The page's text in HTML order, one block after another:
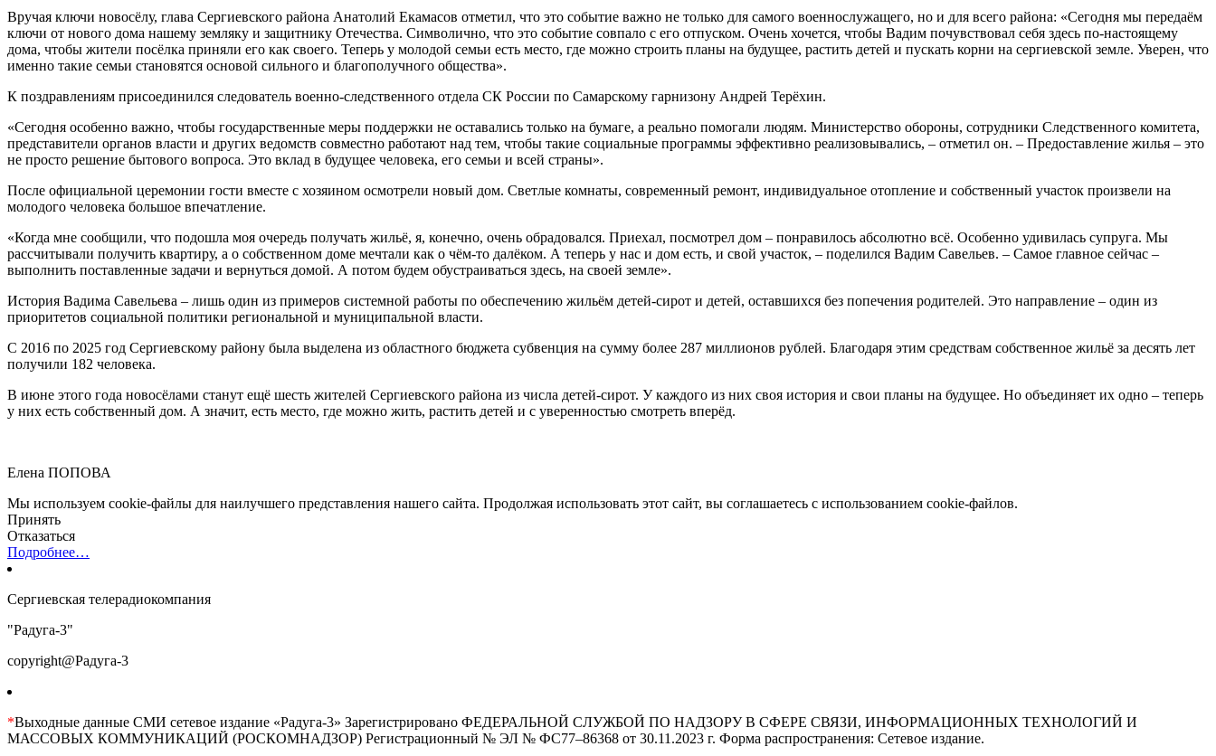
Вручая ключи новосёлу, глава Сергиевского района Анатолий Екамасов отметил, что это событие важно не только для самого военнослужащего, но и для всего района: «Сегодня мы передаём
ключи от нового дома нашему земляку и защитнику Отечества. Символично, что это событие совпало с его отпуском. Очень хочется, чтобы Вадим почувствовал себя здесь по-настоящему
дома, чтобы жители посёлка приняли его как своего. Теперь у молодой семьи есть место, где можно строить планы на будущее, растить детей и пускать корни на сергиевской земле. Уверен, что
именно такие семьи становятся основой сильного и благополучного общества».
К поздравлениям присоединился следователь военно-следственного отдела СК России по Самарскому гарнизону Андрей Терёхин.
«Сегодня особенно важно, чтобы государственные меры поддержки не оставались только на бумаге, а реально помогали людям. Министерство обороны, сотрудники Следственного комитета,
представители органов власти и других ведомств совместно работают над тем, чтобы такие социальные программы эффективно реализовывались, – отметил он. – Предоставление жилья – это
не просто решение бытового вопроса. Это вклад в будущее человека, его семьи и всей страны».
После официальной церемонии гости вместе с хозяином осмотрели новый дом. Светлые комнаты, современный ремонт, индивидуальное отопление и собственный участок произвели на
молодого человека большое впечатление.
«Когда мне сообщили, что подошла моя очередь получать жильё, я, конечно, очень обрадовался. Приехал, посмотрел дом – понравилось абсолютно всё. Особенно удивилась супруга. Мы
рассчитывали получить квартиру, а о собственном доме мечтали как о чём-то далёком. А теперь у нас и дом есть, и свой участок, – поделился Вадим Савельев. – Самое главное сейчас –
выполнить поставленные задачи и вернуться домой. А потом будем обустраиваться здесь, на своей земле».
История Вадима Савельева – лишь один из примеров системной работы по обеспечению жильём детей-сирот и детей, оставшихся без попечения родителей. Это направление – один из
приоритетов социальной политики региональной и муниципальной власти.
С 2016 по 2025 год Сергиевскому району была выделена из областного бюджета субвенция на сумму более 287 миллионов рублей. Благодаря этим средствам собственное жильё за десять лет
получили 182 человека.
В июне этого года новосёлами станут ещё шесть жителей Сергиевского района из числа детей-сирот. У каждого из них своя история и свои планы на будущее. Но объединяет их одно – теперь
у них есть собственный дом. А значит, есть место, где можно жить, растить детей и с уверенностью смотреть вперёд.
Елена ПОПОВА
Мы используем cookie-файлы для наилучшего представления нашего сайта. Продолжая использовать этот сайт, вы соглашаетесь с использованием cookie-файлов.
Принять
Отказаться
Подробнее…
Сергиевская телерадиокомпания
"Радуга-3"
copyright@Радуга-3
*Выходные данные СМИ сетевое издание «Радуга-3» Зарегистрировано ФЕДЕРАЛЬНОЙ СЛУЖБОЙ ПО НАДЗОРУ В СФЕРЕ СВЯЗИ, ИНФОРМАЦИОННЫХ ТЕХНОЛОГИЙ И
МАССОВЫХ КОММУНИКАЦИЙ (РОСКОМНАДЗОР) Регистрационный № ЭЛ № ФС77–86368 от 30.11.2023 г. Форма распространения: Сетевое издание.